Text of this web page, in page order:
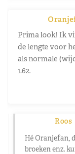
Prima look! Ik
de lengte voor
als normale
1.62.
Roos
Hé Oranjefan,
broeken enz.